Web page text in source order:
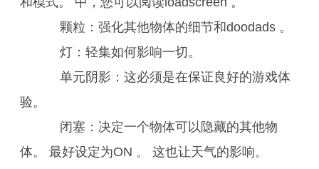
颗粒：强化其他物体的细节和doodads 。
灯：轻集如何影响一切。
单元阴影：这必须是在保证良好的游戏体
验。
闭塞：决定一个物体可以隐藏的其他物
体。 最好设定为ON 。 这也让天气的影响。